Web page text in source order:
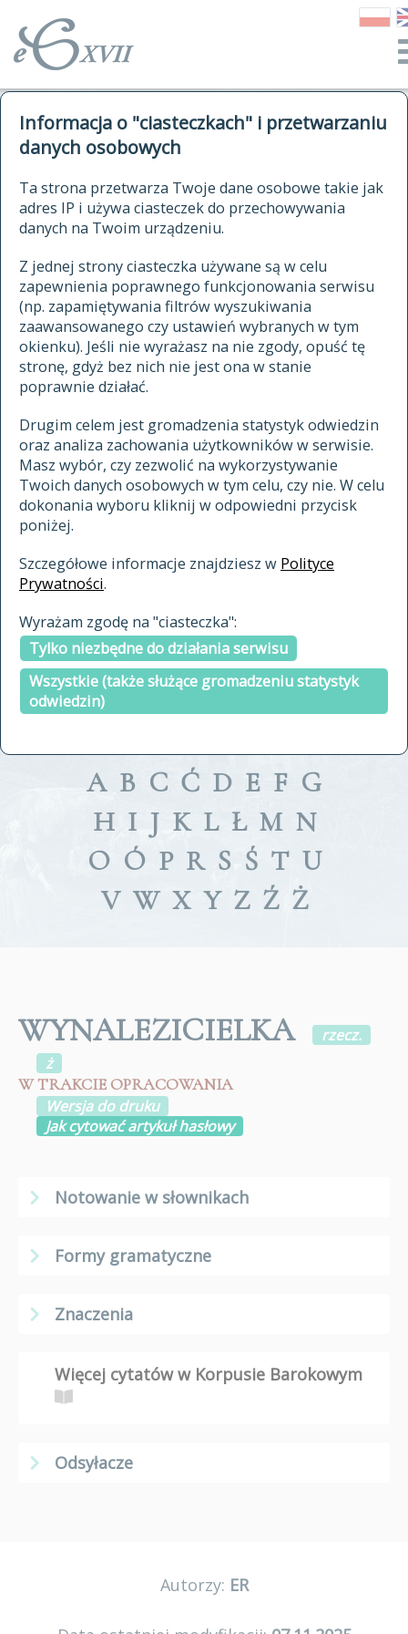
Informacja o "ciasteczkach" i przetwarzaniu
danych osobowych
Ta strona przetwarza Twoje dane osobowe takie jak
adres IP i używa ciasteczek do przechowywania
danych na Twoim urządzeniu.
Z jednej strony ciasteczka używane są w celu
zapewnienia poprawnego funkcjonowania serwisu
(np. zapamiętywania filtrów wyszukiwania
zaawansowanego czy ustawień wybranych w tym
okienku). Jeśli nie wyrażasz na nie zgody, opuść tę
stronę, gdyż bez nich nie jest ona w stanie
poprawnie działać.
Drugim celem jest gromadzenia statystyk odwiedzin
oraz analiza zachowania użytkowników w serwisie.
Masz wybór, czy zezwolić na wykorzystywanie
Twoich danych osobowych w tym celu, czy nie. W celu
dokonania wyboru kliknij w odpowiedni przycisk
poniżej.
Szczegółowe informacje znajdziesz w Polityce
Prywatności.
Wyrażam zgodę na "ciasteczka":
Tylko niezbędne do działania serwisu
Wszystkie (także służące gromadzeniu statystyk
odwiedzin)
autorzy Słownika
historia
publikacje
źródła
autorzy tekstów źródłowych
zasady opracowania
statystyki
najnowsze hasła
ostatnio zmodyfikowane hasła
materiały archiwalne
cytowanie
kontakt
kwerendy
jak cytować Słownik
ELEKTRONICZNY SŁOWNIK
JĘZYKA POLSKIEGO
XVII I XVIII WIEKU
znajdź hasła
zaczynające się od
indeksie
a fronte
a tergo
A B C Ć D E F G
H I J K L Ł M N
O Ó P R S Ś T U
V W X Y Z Ź Ż
WYNALEZICIELKA
rzecz.
ż
W TRAKCIE OPRACOWANIA
Wersja do druku
Jak cytować artykuł hasłowy
Notowanie w słownikach
Formy gramatyczne
Znaczenia
Więcej cytatów w Korpusie Barokowym
Odsyłacze
Autorzy: ER